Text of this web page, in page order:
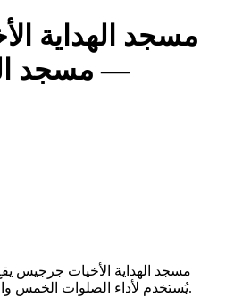
مسجد الهداية
— مسجد
مسجد الهداية الأخيات جرجيس
يُستخدم لأداء الصلوات الخمس والجمعة، ويخدم الحي المجاور.